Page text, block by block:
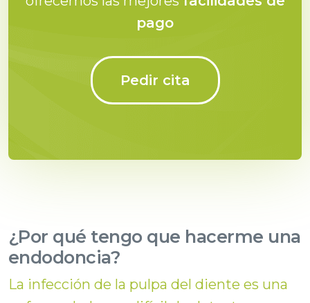
pago
Pedir cita
¿Por qué tengo que hacerme una
endodoncia?
La infección de la pulpa del diente es una